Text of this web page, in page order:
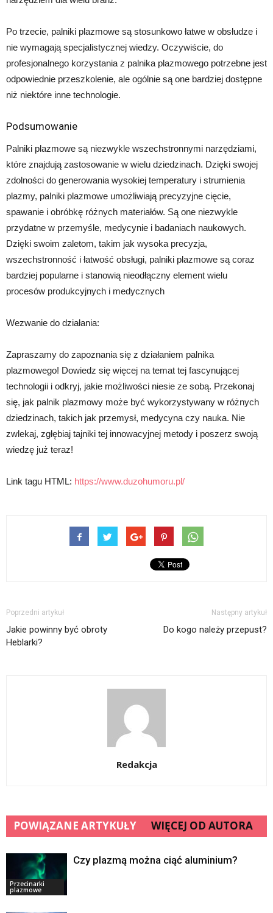
Po trzecie, palniki plazmowe są stosunkowo łatwe w obsłudze i
nie wymagają specjalistycznej wiedzy. Oczywiście, do
profesjonalnego korzystania z palnika plazmowego potrzebne jest
odpowiednie przeszkolenie, ale ogólnie są one bardziej dostępne
niż niektóre inne technologie.
Podsumowanie
Palniki plazmowe są niezwykle wszechstronnymi narzędziami,
które znajdują zastosowanie w wielu dziedzinach. Dzięki swojej
zdolności do generowania wysokiej temperatury i strumienia
plazmy, palniki plazmowe umożliwiają precyzyjne cięcie,
spawanie i obróbkę różnych materiałów. Są one niezwykle
przydatne w przemyśle, medycynie i badaniach naukowych.
Dzięki swoim zaletom, takim jak wysoka precyzja,
wszechstronność i łatwość obsługi, palniki plazmowe są coraz
bardziej popularne i stanowią nieodłączny element wielu
procesów produkcyjnych i medycznych
Wezwanie do działania:
Zapraszamy do zapoznania się z działaniem palnika
plazmowego! Dowiedz się więcej na temat tej fascynującej
technologii i odkryj, jakie możliwości niesie ze sobą. Przekonaj
się, jak palnik plazmowy może być wykorzystywany w różnych
dziedzinach, takich jak przemysł, medycyna czy nauka. Nie
zwlekaj, zgłębiaj tajniki tej innowacyjnej metody i poszerz swoją
wiedzę już teraz!
Link tagu HTML: https://www.duzohumoru.pl/
Poprzedni artykuł
Jakie powinny być obroty
Heblarki?
Następny artykuł
Do kogo należy przepust?
Redakcja
POWIĄZANE ARTYKUŁY WIĘCEJ OD AUTORA
Przecinarki
plazmowe
Czy plazmą można ciąć aluminium?